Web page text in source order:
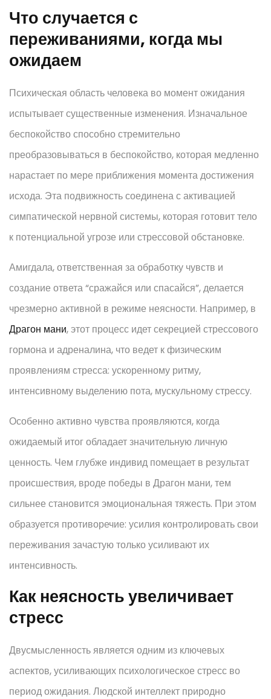
Что случается с
переживаниями, когда мы
ожидаем
Психическая область человека во момент ожидания
испытывает существенные изменения. Изначальное
беспокойство способно стремительно
преобразовываться в беспокойство, которая медленно
нарастает по мере приближения момента достижения
исхода. Эта подвижность соединена с активацией
симпатической нервной системы, которая готовит тело
к потенциальной угрозе или стрессовой обстановке.
Амигдала, ответственная за обработку чувств и
создание ответа “сражайся или спасайся”, делается
чрезмерно активной в режиме неясности. Например, в
Драгон мани, этот процесс идет секрецией стрессового
гормона и адреналина, что ведет к физическим
проявлениям стресса: ускоренному ритму,
интенсивному выделению пота, мускульному стрессу.
Особенно активно чувства проявляются, когда
ожидаемый итог обладает значительную личную
ценность. Чем глубже индивид помещает в результат
происшествия, вроде победы в Драгон мани, тем
сильнее становится эмоциональная тяжесть. При этом
образуется противоречие: усилия контролировать свои
переживания зачастую только усиливают их
интенсивность.
Как неясность увеличивает
стресс
Двусмысленность является одним из ключевых
аспектов, усиливающих психологическое стресс во
период ожидания. Людской интеллект природно